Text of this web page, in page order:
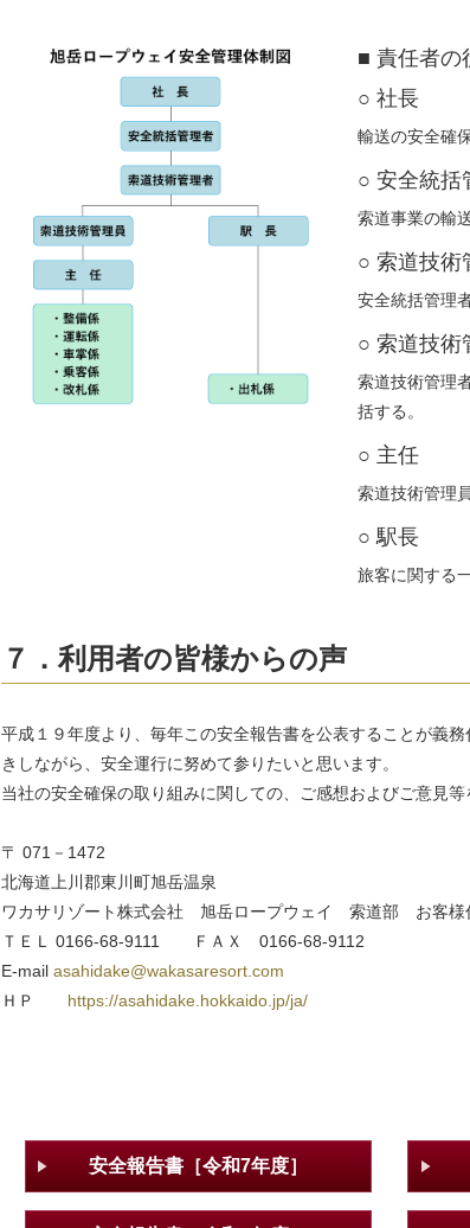
■ 責任者の
○ 社長
輸送の安全確
○ 安全統括
索道事業の輸
○ 索道技術
安全統括管理
○ 索道技術
索道技術管理
括する。
○ 主任
索道技術管理
○ 駅長
旅客に関する
７．利用者の皆様からの声
平成１９年度より、毎年この安全報告書を公表することが義
きしながら、安全運行に努めて参りたいと思います。
当社の安全確保の取り組みに関しての、ご感想およびご意見等
〒 071－1472
北海道上川郡東川町旭岳温泉
ワカサリゾート株式会社 旭岳ロープウェイ 索道部 お客様
ＴＥＬ 0166-68-9111 ＦＡＸ 0166-68-9112
E-mail asahidake@wakasaresort.com
ＨＰ https://asahidake.hokkaido.jp/ja/
安全報告書［令和7年度］